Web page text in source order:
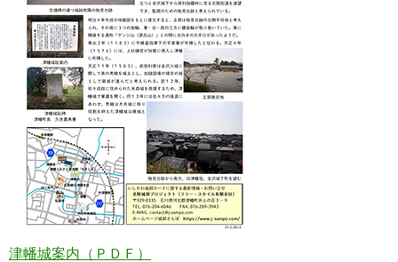
津幡城案内（ＰＤＦ）